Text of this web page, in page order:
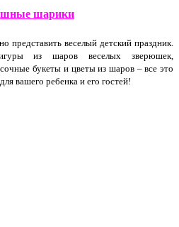
шарики
представить веселый детский праздник.
из шаров веселых зверюшек,
букеты и цветы из шаров – все это
вашего ребенка и его гостей!